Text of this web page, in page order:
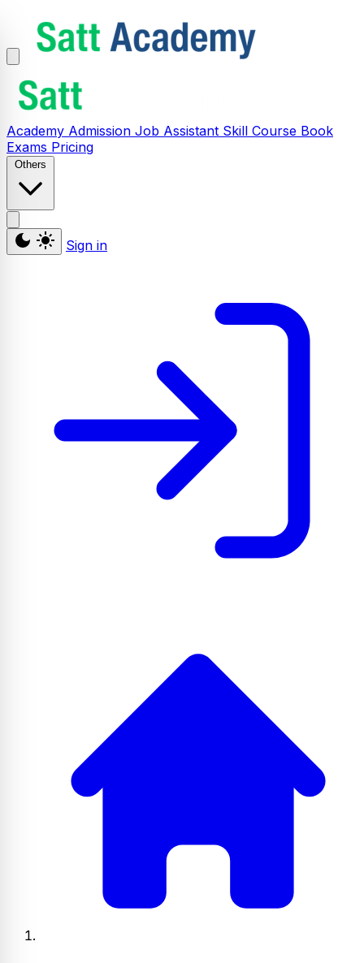
Academy Admission Job Assistant Skill Course Book
Exams Pricing
Others
Sign in